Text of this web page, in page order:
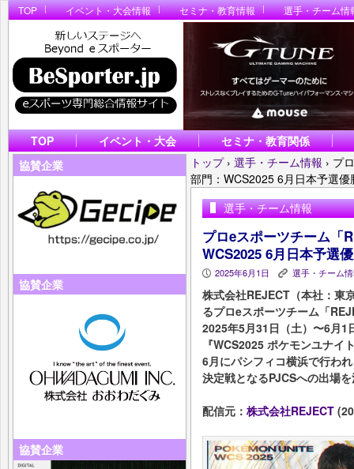
TOP イベント・大会情報 セミナ・教育情報 選手・チーム情
TOP イベント・大会
セミナ・教育関係
協賛企業
協賛企業
協賛企業
トップ › 選手・チーム情報 › プ
部門：WCS2025 6月日本予選
選手・チーム情報
プロeスポーツチーム「
WCS2025 6月日本予選
P 2025年6月1日 K 選手・チーム
株式会社REJECT（本社：東
るプロeスポーツチーム「
2025年5月31日（土）〜6月1
『WCS2025 ポケモンユナイ
6月にパシフィコ横浜で行わ
決定戦となるPJCSへの出場
配信元： 株式会社REJECT